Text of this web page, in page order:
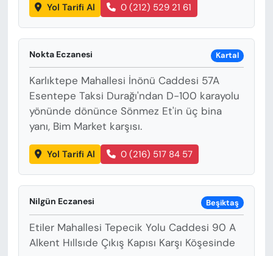
Yol Tarifi Al 0 (212) 529 21 61
Nokta Eczanesi Kartal
Karlıktepe Mahallesi İnönü Caddesi 57A
Esentepe Taksi Durağı'ndan D-100 karayolu
yönünde dönünce Sönmez Et'in üç bina
yanı, Bim Market karşısı.
Yol Tarifi Al 0 (216) 517 84 57
Nilgün Eczanesi Beşiktaş
Etiler Mahallesi Tepecik Yolu Caddesi 90 A
Alkent Hıllsıde Çıkış Kapısı Karşı Köşesinde